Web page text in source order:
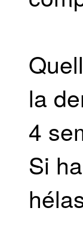
la
4
Si